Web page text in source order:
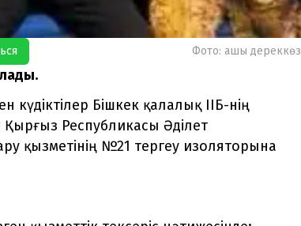
Фото: ашық дереккөз
күдіктілер Бішкек қалалық ІІБ-нің
Республикасы Әділет
қызметінің №21 тергеу изоляторына